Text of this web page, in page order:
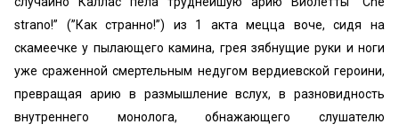
strano!” (’’Как странно!”) из 1 акта мецца воче, сидя на
скамеечке у пылающего камина, грея зябнущие руки и ноги
уже сраженной смертельным недугом вердиевской героини,
превращая арию в размышление вслух, в разновидность
внутреннего монолога, обнажающего слушателю